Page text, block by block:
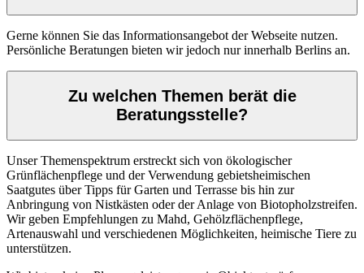
Gerne können Sie das Informationsangebot der Webseite nutzen.
Persönliche Beratungen bieten wir jedoch nur innerhalb Berlins an.
Zu welchen Themen berät die
Beratungsstelle?
Unser Themenspektrum erstreckt sich von ökologischer
Grünflächenpflege und der Verwendung gebietsheimischen
Saatgutes über Tipps für Garten und Terrasse bis hin zur
Anbringung von Nistkästen oder der Anlage von Biotopholzstreifen.
Wir geben Empfehlungen zu Mahd, Gehölzflächenpflege,
Artenauswahl und verschiedenen Möglichkeiten, heimische Tiere zu
unterstützen.